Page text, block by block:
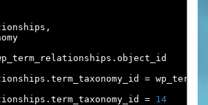
,
.
. term_taxonomy_id =
. term_taxonomy_id = 14